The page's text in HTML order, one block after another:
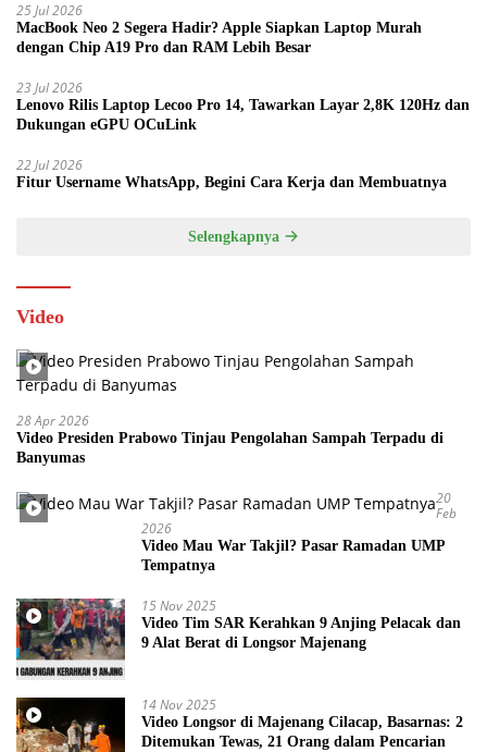
25 Jul 2026
MacBook Neo 2 Segera Hadir? Apple Siapkan Laptop Murah
dengan Chip A19 Pro dan RAM Lebih Besar
23 Jul 2026
Lenovo Rilis Laptop Lecoo Pro 14, Tawarkan Layar 2,8K 120Hz dan
Dukungan eGPU OCuLink
22 Jul 2026
Fitur Username WhatsApp, Begini Cara Kerja dan Membuatnya
Selengkapnya
Video
28 Apr 2026
Video Presiden Prabowo Tinjau Pengolahan Sampah Terpadu di
Banyumas
20
Feb
2026
Video Mau War Takjil? Pasar Ramadan UMP
Tempatnya
15 Nov 2025
Video Tim SAR Kerahkan 9 Anjing Pelacak dan
9 Alat Berat di Longsor Majenang
14 Nov 2025
Video Longsor di Majenang Cilacap, Basarnas: 2
Ditemukan Tewas, 21 Orang dalam Pencarian